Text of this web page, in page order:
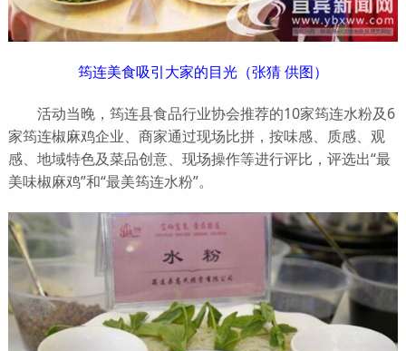
筠连美食吸引大家的目光（张猜 供图）
活动当晚，筠连县食品行业协会推荐的10家筠连水粉及6
家筠连椒麻鸡企业、商家通过现场比拼，按味感、质感、观
感、地域特色及菜品创意、现场操作等进行评比，评选出“最
美味椒麻鸡”和“最美筠连水粉”。